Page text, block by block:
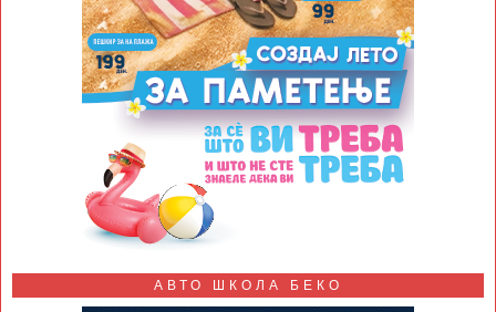
АВТО ШКОЛА БЕКО